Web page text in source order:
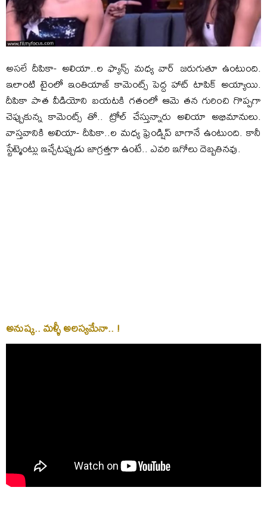
అసలే దీపికా- అలియా..ల ఫ్యాన్స్ మధ్య వార్ జరుగుతూ ఉంటుంది.
ఇలాంటి టైంలో ఇంతియాజ్ కామెంట్స్ పెద్ద హాట్ టాపిక్ అయ్యాయి.
దీపికా పాత వీడియోని బయటకి గతంలో ఆమె తన గురించి గొప్పగా
చెప్పుకున్న కామెంట్స్ తో.. ట్రోల్ చేస్తున్నారు అలియా అభిమానులు.
వాస్తవానికి అలియా- దీపికా..ల మధ్య ఫ్రెండ్షిప్ బాగానే ఉంటుంది. కానీ
స్టేట్మెంట్లు ఇచ్చేటప్పుడు జాగ్రత్తగా ఉంటే.. ఎవరి ఇగోలు దెబ్బతినవు.
అనుష్క.. మళ్ళీ అలస్యమేనా.. !